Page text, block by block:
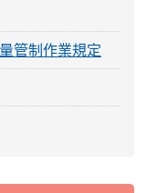
管制作業規定